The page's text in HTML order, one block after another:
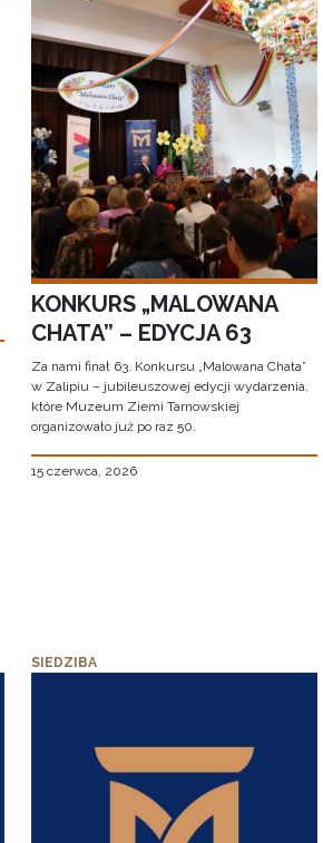
KONKURS „MALOWANA
CHATA” – EDYCJA 63
Za nami finał 63. Konkursu „Malowana Chata”
w Zalipiu – jubileuszowej edycji wydarzenia,
które Muzeum Ziemi Tarnowskiej
organizowało już po raz 50.
15 czerwca, 2026
SIEDZIBA